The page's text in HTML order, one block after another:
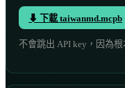
⬇ 下載 taiwanmd.mcpb
不會跳出 API key，因為根